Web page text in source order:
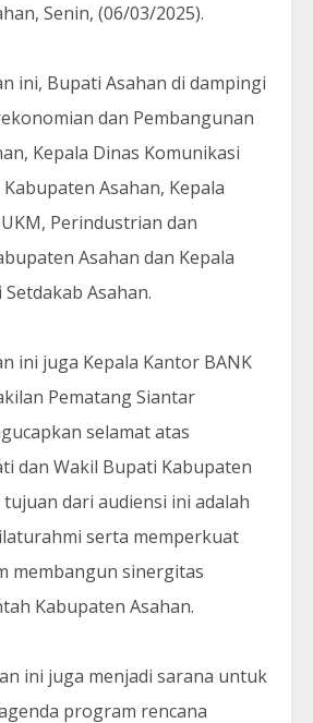
Senin, (06/03/2025).
ini, Bupati Asahan di dampingi
dan Pembangunan
Kepala Dinas Komunikasi
Asahan, Kepala
Perindustrian dan
Asahan dan Kepala
Asahan.
ini juga Kepala Kantor BANK
Pematang Siantar
selamat atas
dan Wakil Bupati Kabupaten
tujuan dari audiensi ini adalah
serta memperkuat
membangun sinergitas
Kabupaten Asahan.
ini juga menjadi sarana untuk
program rencana